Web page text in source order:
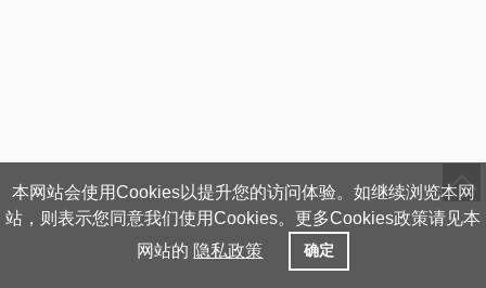
本网站会使用Cookies以提升您的访问体验。如继续浏览本网
站，则表示您同意我们使用Cookies。更多Cookies政策请见本
网站的 隐私政策 确定